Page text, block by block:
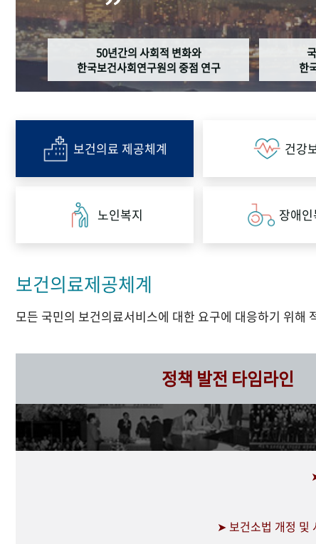
50년간의 사회적 변화와
한국보건사회연구원의 중점 연구
한
보건의료 제공체계 건강
노인복지 장애인
보건의료제공체계
모든 국민의 보건의료서비스에 대한 요구에 대응하기 위
정책 발전 타임라인
➤ 보건소법 개정 및